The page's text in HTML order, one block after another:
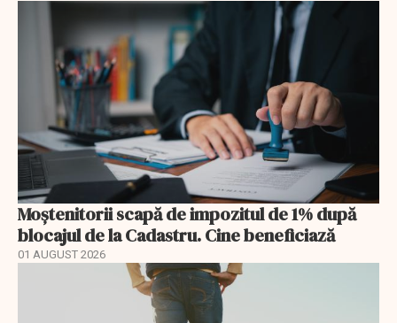
Moștenitorii scapă de impozitul de 1% după
blocajul de la Cadastru. Cine beneficiază
01 AUGUST 2026